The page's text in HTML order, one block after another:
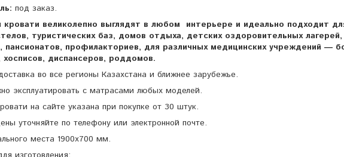
под заказ.
кровати великолепно выглядят в любом интерьере и идеально подходит
туристических баз, домов отдыха, детских оздоровительных лагерей,
пансионатов, профилакториев, для различных медицинских учреждений ―
хосписов, диспансеров, роддомов.
во все регионы Казахстана и ближнее зарубежье.
эксплуатировать с матрасами любых моделей.
на сайте указана при покупке от 30 штук.
уточняйте по телефону или электронной почте.
места 1900х700 мм.